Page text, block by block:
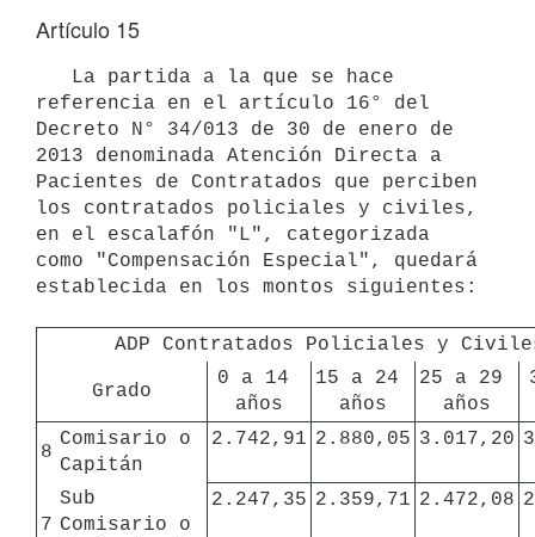
Artículo 15
referencia en el artículo 16° del
Decreto N° 34/013 de 30 de enero de
2013 denominada Atención Directa a
Pacientes de Contratados que perciben
los contratados policiales y civiles,
en el escalafón "L", categorizada
como "Compensación Especial", quedará
establecida en los montos siguientes:
ADP Contratados Policiales y
Grado
0 a 14
años
15 a 24
años
25 a 29
años
8
Comisario o
Capitán
2.742,91 2.880,05 3.017,20
7
Sub
Comisario o
2.247,35 2.359,71 2.472,08